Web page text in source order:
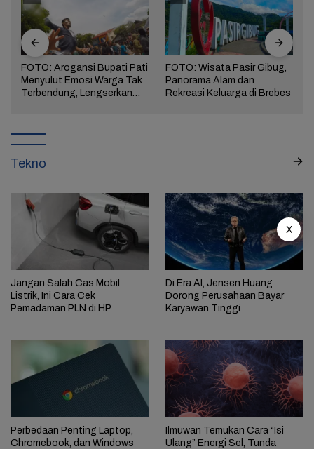
FOTO: Arogansi Bupati Pati
Menyulut Emosi Warga Tak
Terbendung, Lengserkan
FOTO: Wisata Pasir Gibug,
Panorama Alam dan
Rekreasi Keluarga di Brebes
Tekno
Jangan Salah Cas Mobil
Listrik, Ini Cara Cek
Pemadaman PLN di HP
Di Era AI, Jensen Huang
Dorong Perusahaan Bayar
Karyawan Tinggi
Perbedaan Penting Laptop,
Chromebook, dan Windows
Ilmuwan Temukan Cara “Isi
Ulang” Energi Sel, Tunda
X